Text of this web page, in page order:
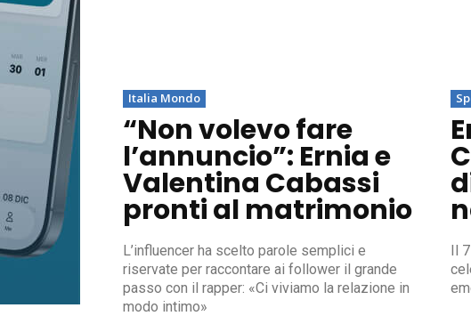
Italia Mondo
“Non volevo fare
l’annuncio”: Ernia e
Valentina Cabassi
pronti al matrimonio
L’influencer ha scelto parole semplici e
riservate per raccontare ai follower il grande
passo con il rapper: «Ci viviamo la relazione in
modo intimo»
Il